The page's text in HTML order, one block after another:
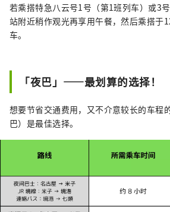
若乘搭特急八云号1号（第1班列车）或3
站附近稍作观光再享用午餐，然后乘搭于
车。
「夜巴」——最划算的选择！
想要节省交通费用，又不介意较长的车程
巴）是最佳选择。